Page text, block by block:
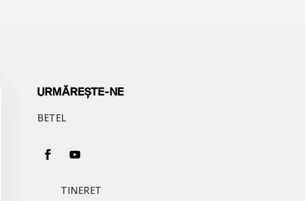
URMĂREȘTE-NE
BETEL
TINERET